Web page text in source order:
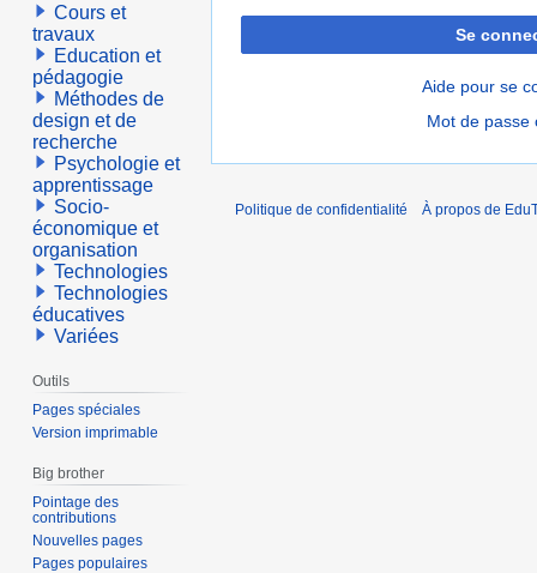
Se
Aide pour se
Mot de passe
Cours et
travaux
Education et
pédagogie
Méthodes de
design et de
recherche
Psychologie et
apprentissage
Socio-
économique et
organisation
Technologies
Technologies
éducatives
Variées
Outils
Pages spéciales
Version imprimable
Big brother
Pointage des
contributions
Nouvelles pages
Pages populaires
Politique de confidentialité À propos de